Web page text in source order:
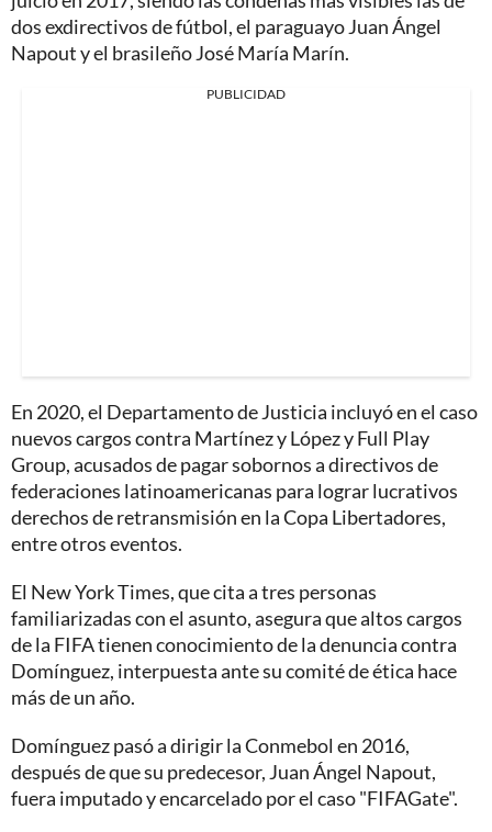
dos exdirectivos de fútbol, el paraguayo Juan Ángel
Napout y el brasileño José María Marín.
PUBLICIDAD
En 2020, el Departamento de Justicia incluyó en el caso
nuevos cargos contra Martínez y López y Full Play
Group, acusados de pagar sobornos a directivos de
federaciones latinoamericanas para lograr lucrativos
derechos de retransmisión en la Copa Libertadores,
entre otros eventos.
El New York Times, que cita a tres personas
familiarizadas con el asunto, asegura que altos cargos
de la FIFA tienen conocimiento de la denuncia contra
Domínguez, interpuesta ante su comité de ética hace
más de un año.
Domínguez pasó a dirigir la Conmebol en 2016,
después de que su predecesor, Juan Ángel Napout,
fuera imputado y encarcelado por el caso "FIFAGate".